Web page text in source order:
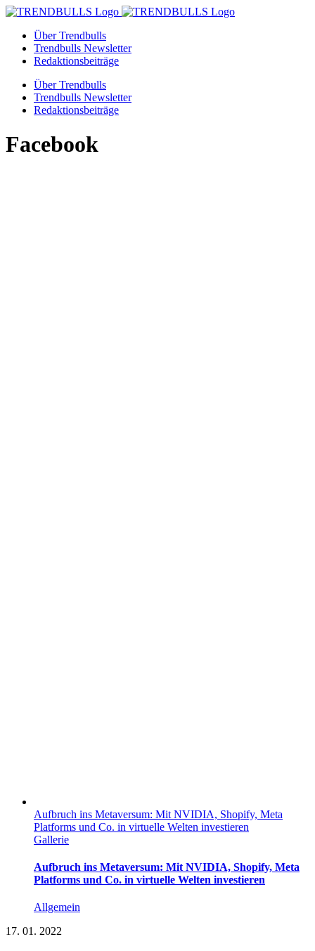
Zum
springenÜber Trendbulls
Trendbulls Newsletter
Redaktionsbeiträge
Über Trendbulls
Trendbulls Newsletter
Redaktionsbeiträge
Facebook
Aufbruch ins Metaversum: Mit NVIDIA, Shopify, Meta
Platforms und Co. in virtuelle Welten investieren
Gallerie
Aufbruch ins Metaversum: Mit NVIDIA, Shopify, Meta
Platforms und Co. in virtuelle Welten investieren
Allgemein
17. 01. 2022